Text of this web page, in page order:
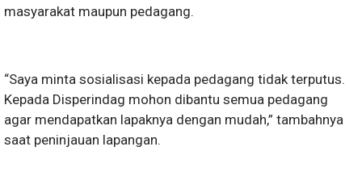
masyarakat maupun pedagang.
“Saya minta sosialisasi kepada pedagang tidak terputus.
Kepada Disperindag mohon dibantu semua pedagang
agar mendapatkan lapaknya dengan mudah,” tambahnya
saat peninjauan lapangan.